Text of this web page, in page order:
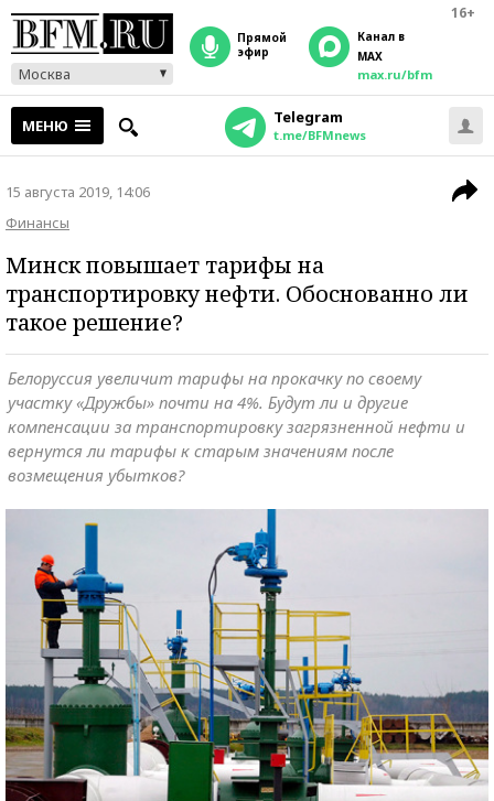
16+
Москва
прямой
эфир
Канал в
MAX
max.ru/bfm
МЕНЮ Telegram
t.me/BFMnews
15 августа 2019, 14:06
Финансы
Минск повышает тарифы на
транспортировку нефти. Обоснованно ли
такое решение?
Белоруссия увеличит тарифы на прокачку по своему
участку «Дружбы» почти на 4%. Будут ли и другие
компенсации за транспортировку загрязненной нефти и
вернутся ли тарифы к старым значениям после
возмещения убытков?